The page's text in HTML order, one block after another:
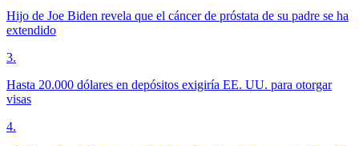
Hijo de Joe Biden revela que el cáncer de próstata de su padre se ha
extendido
3.
Hasta 20.000 dólares en depósitos exigiría EE. UU. para otorgar
visas
4.